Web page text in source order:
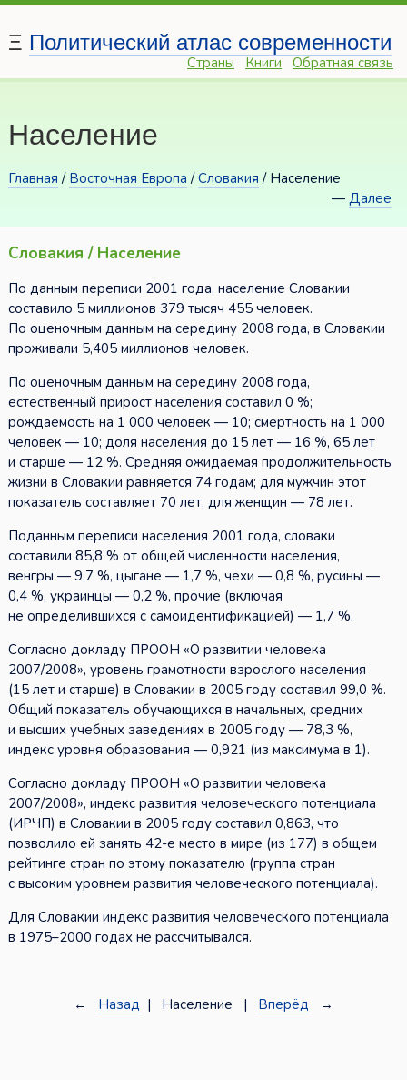
Ξ Политический атлас современности
Страны Книги Обратная связь
Население
Главная / Восточная Европа /Словакия / Население
—Далее
Словакия / Население
По данным переписи 2001 года, население Словакии
составило 5 миллионов 379 тысяч 455 человек.
По оценочным данным на середину 2008 года, в Словакии
проживали 5,405 миллионов человек.
По оценочным данным на середину 2008 года,
естественный прирост населения составил 0 %;
рождаемость на 1 000 человек — 10; смертность на 1 000
человек — 10; доля населения до 15 лет — 16 %, 65 лет
и старше — 12 %. Средняя ожидаемая продолжительность
жизни в Словакии равняется 74 годам; для мужчин этот
показатель составляет 70 лет, для женщин — 78 лет.
Поданным переписи населения 2001 года, словаки
составили 85,8 % от общей численности населения,
венгры — 9,7 %, цыгане — 1,7 %, чехи — 0,8 %, русины —
0,4 %, украинцы — 0,2 %, прочие (включая
не определившихся с самоидентификацией) — 1,7 %.
Согласно докладу ПРООН «О развитии человека
2007/2008», уровень грамотности взрослого населения
(15 лет и старше) в Словакии в 2005 году составил 99,0 %.
Общий показатель обучающихся в начальных, средних
и высших учебных заведениях в 2005 году — 78,3 %,
индекс уровня образования — 0,921 (из максимума в 1).
Согласно докладу ПРООН «О развитии человека
2007/2008», индекс развития человеческого потенциала
(ИРЧП) в Словакии в 2005 году составил 0,863, что
позволило ей занять 42-е место в мире (из 177) в общем
рейтинге стран по этому показателю (группа стран
с высоким уровнем развития человеческого потенциала).
Для Словакии индекс развития человеческого потенциала
в 1975–2000 годах не рассчитывался.
← Назад | Население | Вперёд →